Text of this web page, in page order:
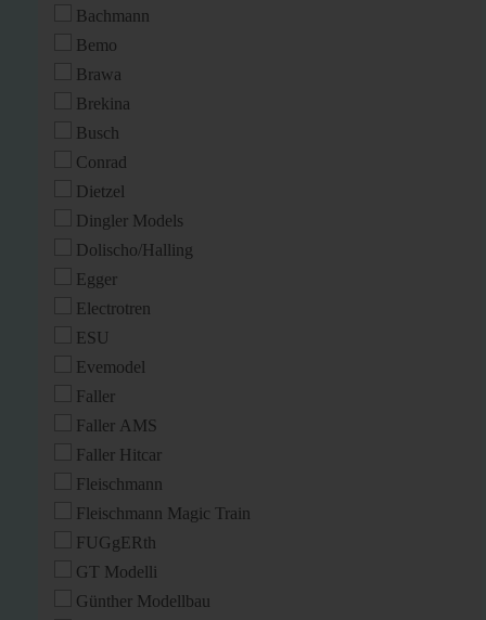
Bachmann
Bemo
Brawa
Brekina
Busch
Conrad
Dietzel
Dingler Models
Dolischo/Halling
Egger
Electrotren
ESU
Evemodel
Faller
Faller AMS
Faller Hitcar
Fleischmann
Fleischmann Magic Train
FUGgERth
GT Modelli
Günther Modellbau